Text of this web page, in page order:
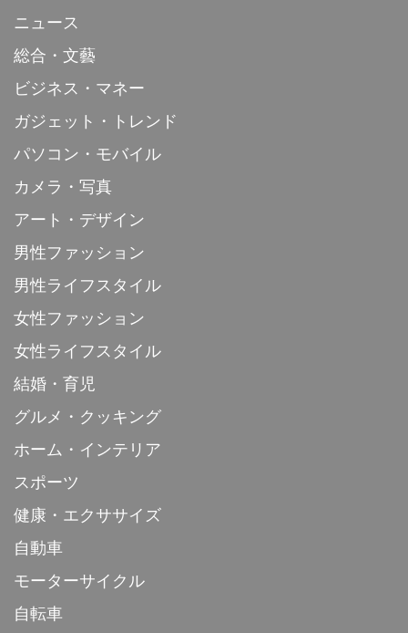
ニュース
総合・文藝
ビジネス・マネー
ガジェット・トレンド
パソコン・モバイル
カメラ・写真
アート・デザイン
男性ファッション
男性ライフスタイル
女性ファッション
女性ライフスタイル
結婚・育児
グルメ・クッキング
ホーム・インテリア
スポーツ
健康・エクササイズ
自動車
モーターサイクル
自転車